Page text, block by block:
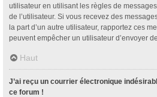
utilisateur en utilisant les règles de
de l’utilisateur. Si vous recevez des
la part d’un autre utilisateur, rapportez ces
peuvent empêcher un utilisateur d’envoyer
Haut
J’ai reçu un courrier électronique
ce forum !